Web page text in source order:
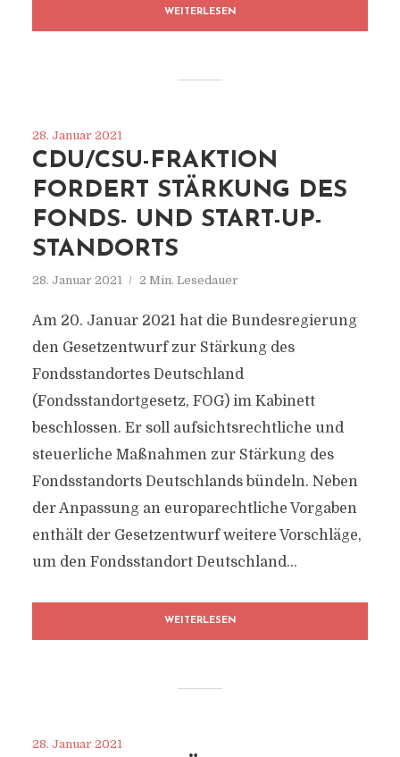
WEITERLESEN
28. Januar 2021
CDU/CSU-FRAKTION
FORDERT STÄRKUNG DES
FONDS- UND START-UP-
STANDORTS
28. Januar 2021 2 Min. Lesedauer
Am 20. Januar 2021 hat die Bundesregierung
den Gesetzentwurf zur Stärkung des
Fondsstandortes Deutschland
(Fondsstandortgesetz, FOG) im Kabinett
beschlossen. Er soll aufsichtsrechtliche und
steuerliche Maßnahmen zur Stärkung des
Fondsstandorts Deutschlands bündeln. Neben
der Anpassung an europarechtliche Vorgaben
enthält der Gesetzentwurf weitere Vorschläge,
um den Fondsstandort Deutschland...
WEITERLESEN
28. Januar 2021